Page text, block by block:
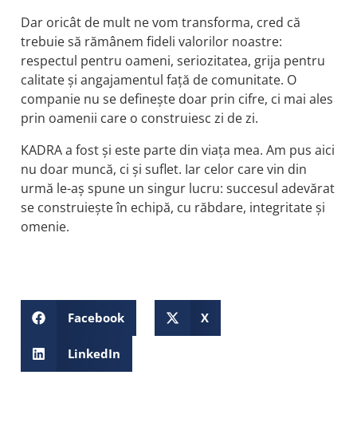
Dar oricât de mult ne vom transforma, cred că
trebuie să rămânem fideli valorilor noastre:
respectul pentru oameni, seriozitatea, grija pentru
calitate și angajamentul față de comunitate. O
companie nu se definește doar prin cifre, ci mai ales
prin oamenii care o construiesc zi de zi.
KADRA a fost și este parte din viața mea. Am pus aici
nu doar muncă, ci și suflet. Iar celor care vin din
urmă le-aș spune un singur lucru: succesul adevărat
se construiește în echipă, cu răbdare, integritate și
omenie.
Facebook X
LinkedIn